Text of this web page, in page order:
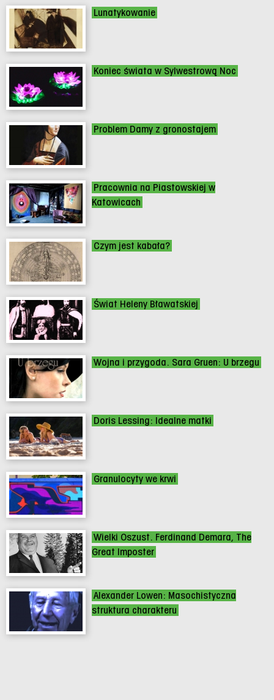
Lunatykowanie
Koniec świata w Sylwestrową Noc
Problem Damy z gronostajem
Pracownia na Piastowskiej w
Katowicach
Czym jest kabała?
Świat Heleny Bławatskiej
Wojna i przygoda. Sara Gruen: U brzegu
Doris Lessing: Idealne matki
Granulocyty we krwi
Wielki Oszust. Ferdinand Demara, The
Great Imposter
Alexander Lowen: Masochistyczna
struktura charakteru